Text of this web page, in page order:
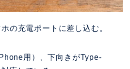
の充電ポートに差し込む。
用）、下向きがType-